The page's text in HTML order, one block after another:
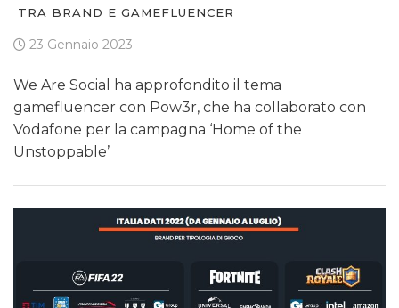
TRA BRAND E GAMEFLUENCER
23 Gennaio 2023
We Are Social ha approfondito il tema
gamefluencer con Pow3r, che ha collaborato con
Vodafone per la campagna ‘Home of the
Unstoppable’